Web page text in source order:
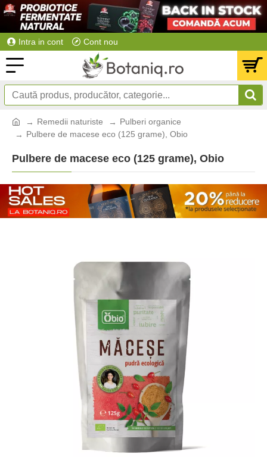
Intra in cont Cont nou
Remedii naturiste
Pulberi organice
Pulbere de macese eco (125 grame), Obio
Pulbere de macese eco (125 grame), Obio